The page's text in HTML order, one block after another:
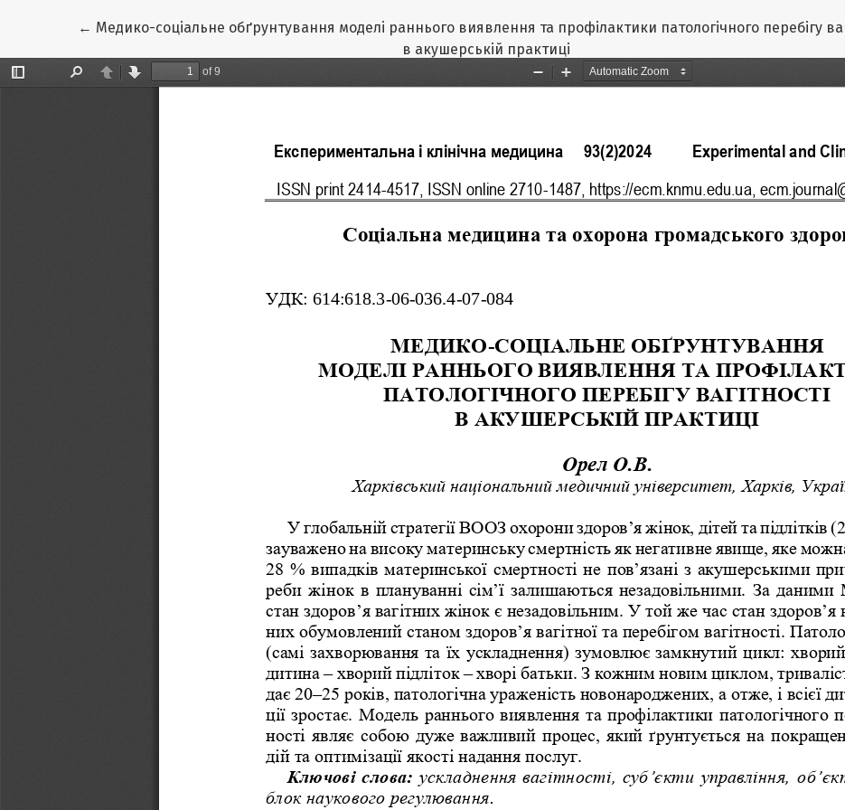
← Повернутися до подробиць статті
Медико-соціальне обґрунтування моделі раннього виявлення та профілактики патологічного перебігу
в акушерській практиці